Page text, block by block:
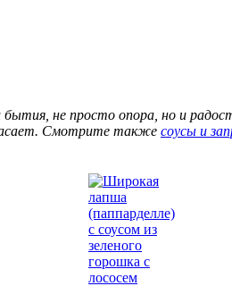
не просто опора, но и
Смотрите также соусы и